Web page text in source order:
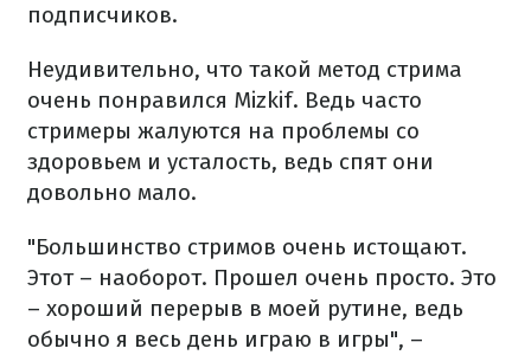
подписчиков.
Неудивительно, что такой метод стрима
очень понравился Mizkif. Ведь часто
стримеры жалуются на проблемы со
здоровьем и усталость, ведь спят они
довольно мало.
"Большинство стримов очень истощают.
Этот – наоборот. Прошел очень просто. Это
– хороший перерыв в моей рутине, ведь
обычно я весь день играю в игры", –